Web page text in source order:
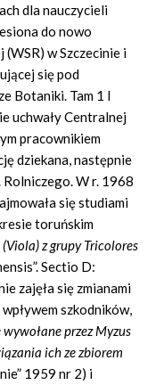
dla nauczycieli
do nowo
w Szczecinie i
się pod
Botaniki. Tam 1 I
uchwały Centralnej
pracownikiem
dziekana, następnie
W r. 1968
się studiami
toruńskim
(Viola)z grupy Tricolores
Sectio D:
zajęła się zmianami
szkodników,
przez Myzus
ich ze zbiorem
1959 nr 2) i